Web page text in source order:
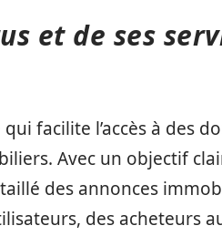
et de ses
facilite l’accès à des
Avec un objectif
des annonces
des acheteurs